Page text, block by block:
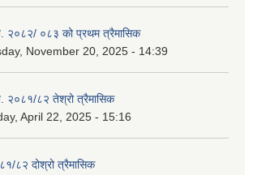
२०८२/ ०८३ को प्रथम त्रैमासिक
November 20, 2025 - 14:39
२०८१/८२ तेश्रो त्रैमासिक
April 22, 2025 - 15:16
८२ दोश्रो त्रैमासिक